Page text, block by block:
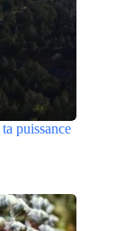
puissance